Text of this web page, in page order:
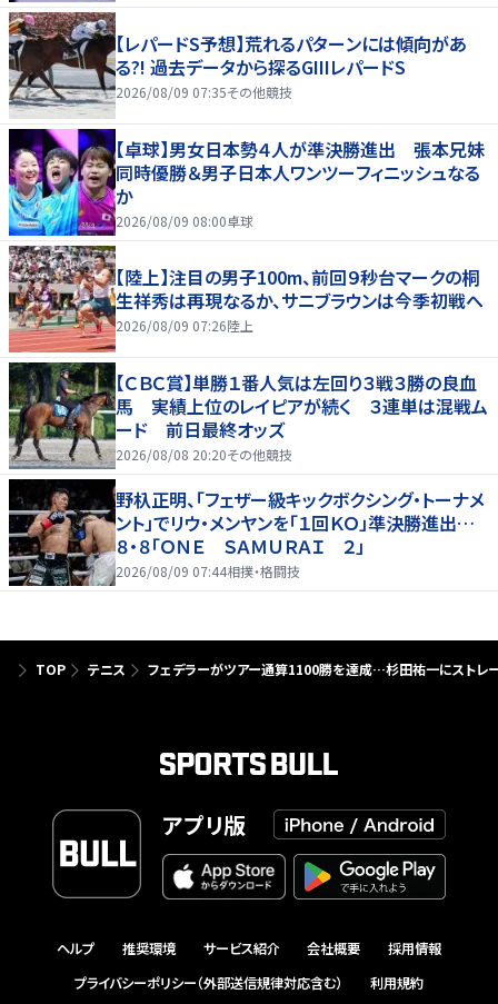
【レパードS予想】荒れるパターンには傾向があ
る?! 過去データから探るGIIIレパードS
2026/08/09 07:35その他競技
【卓球】男女日本勢４人が準決勝進出 張本兄妹
同時優勝＆男子日本人ワンツーフィニッシュなる
か
2026/08/09 08:00卓球
【陸上】注目の男子100m、前回９秒台マークの桐
生祥秀は再現なるか、サニブラウンは今季初戦へ
2026/08/09 07:26陸上
【ＣＢＣ賞】単勝１番人気は左回り３戦３勝の良血
馬 実績上位のレイピアが続く ３連単は混戦ム
ード 前日最終オッズ
2026/08/08 20:20その他競技
野杁正明、「フェザー級キックボクシング・トーナメ
ント」でリウ・メンヤンを「１回ＫＯ」準決勝進出…
８・８「ＯＮＥ ＳＡＭＵＲＡＩ ２」
2026/08/09 07:44相撲・格闘技
TOP テニス フェデラーがツアー通算1100勝を達成…杉田祐一にストレ
アプリ版
ヘルプ 推奨環境 サービス紹介 会社概要
採用情報
プライバシーポリシー（外部送信規律対応含む）
利用規約